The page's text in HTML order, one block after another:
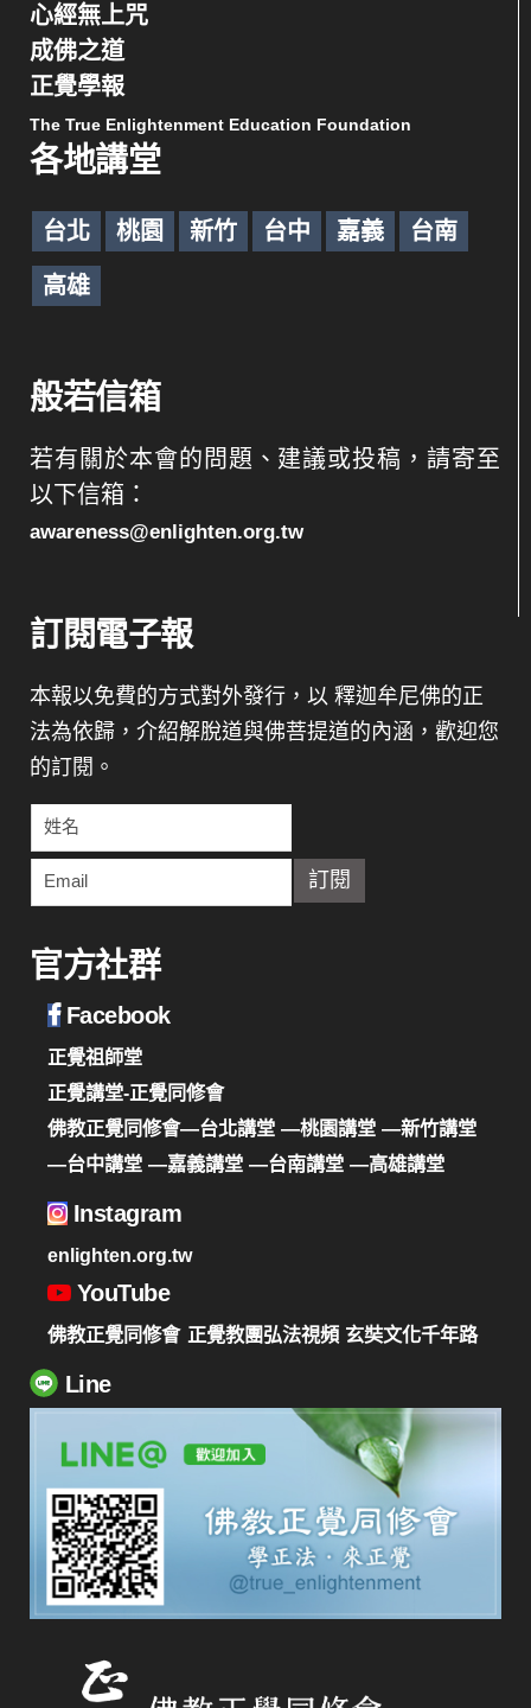
心經無上咒
成佛之道
正覺學報
The True Enlightenment Education Foundation
各地講堂
台北 桃園 新竹 台中 嘉義 台南
高雄
般若信箱
若有關於本會的問題、建議或投稿，請寄至
以下信箱：
awareness@enlighten.org.tw
訂閱電子報
本報以免費的方式對外發行，以 釋迦牟尼佛的正
法為依歸，介紹解脫道與佛菩提道的內涵，歡迎您
的訂閱。
官方社群
Facebook
正覺祖師堂
正覺講堂-正覺同修會
佛教正覺同修會—台北講堂 —桃園講堂 —新竹講堂
—台中講堂 —嘉義講堂 —台南講堂 —高雄講堂
Instagram
enlighten.org.tw
YouTube
佛教正覺同修會 正覺教團弘法視頻 玄奘文化千年路
Line